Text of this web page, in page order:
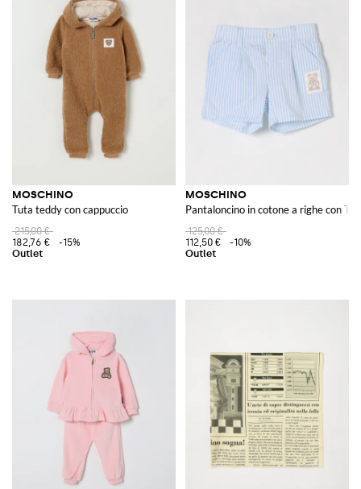
MOSCHINO
Tuta teddy con cappuccio
215,00 €
182,76 €
-15%
MOSCHINO
Pantaloncino in cotone a righe con
125,00 €
112,50 €
-10%